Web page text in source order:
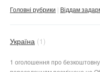
Головні рубрики Віддам
Україна (1)
1 оголошення про